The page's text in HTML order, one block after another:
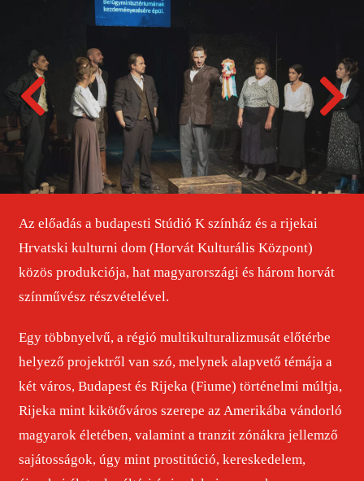
Az előadás a budapesti Stúdió K színház és a rijekai
Hrvatski kulturni dom (Horvát Kulturális Központ)
közös produkciója, hat magyarországi és három horvát
színművész részvételével.
Egy többnyelvű, a régió multikulturalizmusát előtérbe
helyező projektről van szó, melynek alapvető témája a
két város, Budapest és Rijeka (Fiume) történelmi múltja,
Rijeka mint kikötőváros szerepe az Amerikába vándorló
magyarok életében, valamint a tranzit zónákra jellemző
sajátosságok, úgy mint prostitúció, kereskedelem,